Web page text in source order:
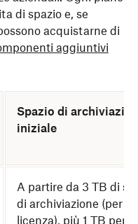
di spazio e, se
acquistarne di
aggiuntivi
Spazio di
iniziale
A partire da 3 TB di
di archiviazione (per 1
licenza), più 1 TB per